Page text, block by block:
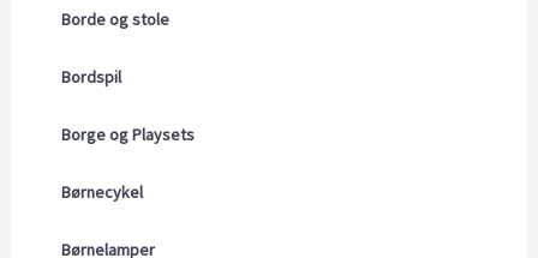
Borde og stole
Bordspil
Borge og Playsets
Børnecykel
Børnelamper